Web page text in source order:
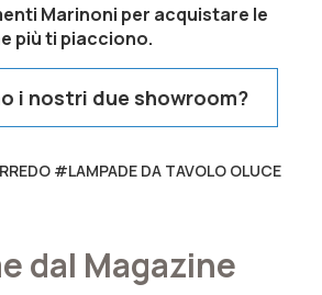
Marinoni per acquistare le
più ti piacciono.
i nostri due showroom?
#LAMPADE DA TAVOLO OLUCE
dal Magazine